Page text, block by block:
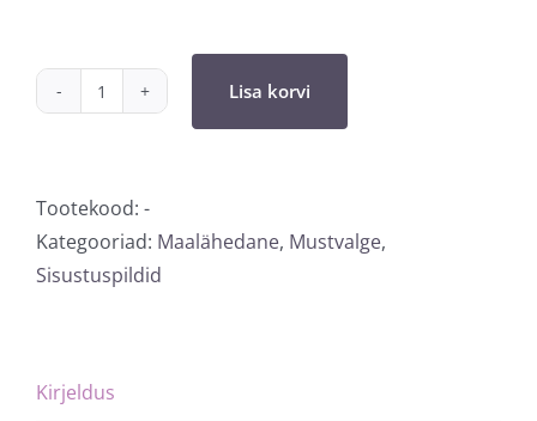
Aja
kogus
Lisa korvi
Tootekood: -
Kategooriad: Maalähedane, Mustvalge,
Sisustuspildid
Kirjeldus